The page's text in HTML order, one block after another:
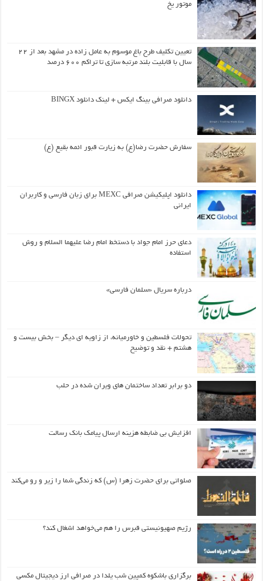
موتور یخ
تعیین تکلیف طرح باغ موسوم به عامل زاده در مشهد بعد از ۲۲
سال با قابلیت بلند مرتبه سازی تا تراکم ۶۰۰ درصد
دانلود صرافی بینگ ایکس + لینک دانلود BINGX
سفارش حضرت رضا(ع) به زیارت قبور ائمه بقیع (ع)
دانلود اپلیکیشن صرافی MEXC برای زبان فارسی و کاربران
ایرانی
دعای حرز امام جواد با دستخط امام رضا علیهما السلام و روش
استفاده
درباره سریال «سلمان فارسی»
تحولات فلسطین و خاورمیانه، از زاویه ای دیگر – بخش بیست و
هشتم + نقد و توضیح
دو برابر تعداد ساختمان های ویران شده در حلب
افزایش بی ضابطه هزینه ارسال پیامک بانک رسالت
صلواتی برای حضرت زهرا (س) که زندگی شما را زیر و رو می‌کند
رژیم صهیونیستی قبرس را هم می‌خواهد اشغال کند؟
برگزاری باشکوه کمپین شب یلدا در صرافی ارز دیجیتال مکسی